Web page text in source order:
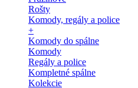
Rošty
Komody, regály a police
+
Komody do spálne
Komody
Regály a police
Kompletné spálne
Kolekcie